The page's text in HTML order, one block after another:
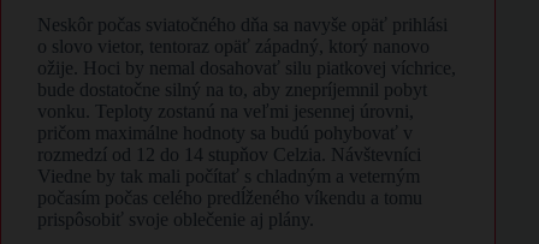
Neskôr počas sviatočného dňa sa navyše opäť prihlási
o slovo vietor, tentoraz opäť západný, ktorý nanovo
ožije. Hoci by nemal dosahovať silu piatkovej víchrice,
bude dostatočne silný na to, aby znepríjemnil pobyt
vonku. Teploty zostanú na veľmi jesennej úrovni,
pričom maximálne hodnoty sa budú pohybovať v
rozmedzí od 12 do 14 stupňov Celzia. Návštevníci
Viedne by tak mali počítať s chladným a veterným
počasím počas celého predĺženého víkendu a tomu
prispôsobiť svoje oblečenie aj plány.